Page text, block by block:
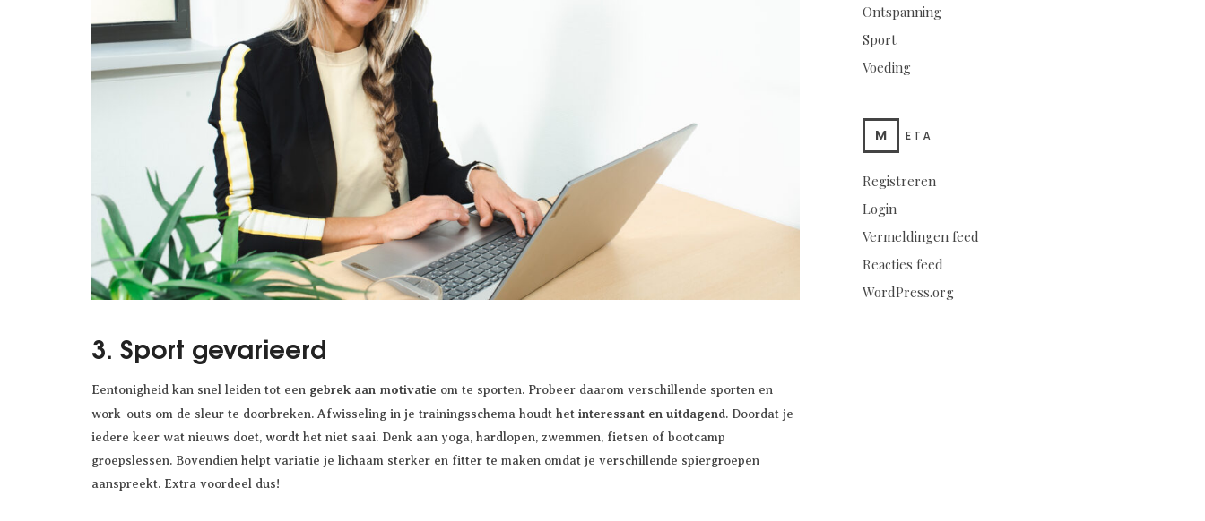
3. Sport gevarieerd
Eentonigheid kan snel leiden tot een gebrek aan motivatie om te sporten. Probeer daarom verschillende sporten en
work-outs om de sleur te doorbreken. Afwisseling in je trainingsschema houdt het interessant en uitdagend. Doordat je
iedere keer wat nieuws doet, wordt het niet saai. Denk aan yoga, hardlopen, zwemmen, fietsen of bootcamp
groepslessen. Bovendien helpt variatie je lichaam sterker en fitter te maken omdat je verschillende spiergroepen
aanspreekt. Extra voordeel dus!
Ontspanning
Sport
Voeding
M ETA
Registreren
Login
Vermeldingen feed
Reacties feed
WordPress.org